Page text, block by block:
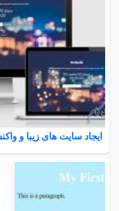
ایجاد سایت های زیبا و